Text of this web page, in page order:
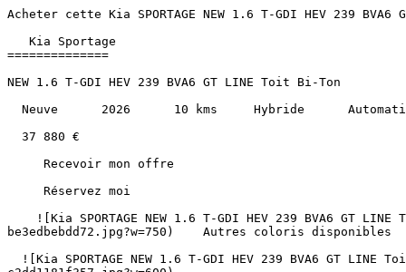
Acheter cette Kia SPORTAGE NEW 1.6 T-GDI HEV 239 BVA6 GT LINE Toit Bi-Ton Hybride au prix de 37880€ à Albi, Montauban, Castres, Cahors, Carcassonne et Toulouse.               

   Kia Sportage 
==============

NEW 1.6 T-GDI HEV 239 BVA6 GT LINE Toit Bi-Ton

  Neuve      2026      10 kms     Hybride      Automatique 

  37 880 €   

     Recevoir mon offre 

     Réservez moi 

    ![Kia SPORTAGE NEW 1.6 T-GDI HEV 239 BVA6 GT LINE Toit Bi-Ton](https://www.sndiffusion.fr/photos/evialog_photos/logvo/15/1782/83/612c0e53-54eb-4381-a65a-be3edbebdd72.jpg?w=750)    Autres coloris disponibles 

  ![Kia SPORTAGE NEW 1.6 T-GDI HEV 239 BVA6 GT LINE Toit Bi-Ton - Photo 2](https://www.sndiffusion.fr/photos/evialog_photos/logvo/15/1782/83/99e229df-bc86-4f14-a3ea-c2dd1181f357.jpg?w=600)  

 ![Kia SPORTAGE NEW 1.6 T-GDI HEV 239 BVA6 GT LINE Toit Bi-Ton - Photo 3](https://www.sndiffusion.fr/photos/evialog_photos/logvo/15/1782/83/68359400-5dd2-45d9-889a-ffe5720f91d8.jpg?w=600)  

 ![Kia SPORTAGE NEW 1.6 T-GDI HEV 239 BVA6 GT LINE Toit Bi-Ton - Photo 4](https://www.sndiffusion.fr/photos/evialog_photos/logvo/15/1782/83/4d6b7c5c-15a0-41ba-9477-df7dbc66068f.jpg?w=600)  

 ![Kia SPORTAGE NEW 1.6 T-GDI HEV 239 BVA6 GT LINE Toit Bi-Ton - Photo 5](https://www.sndiffusion.fr/photos/evialog_photos/logvo/15/1782/83/f10f5b39-e96f-4093-8896-4066fa6aeb3e.jpg?w=600)  +31 photos 

        /  

      ![]() 

 ![]() 

 ![]() 

   ![Photo 1]() 

       ![]()   

   Neuve      2026      10 kms     Hybride      Automatique 

  Caractéristiques
----------------

     Partager   

Année

2026

Kilométrage

10 km

Énergie

Hybride

Boîte de vitesses

Automatique

Puissance

239 ch / 10 cv fiscaux

Portes

5

Places

5

Cylindrée

1590 cm³

Couleur extérieure

Gris eclipse

Couleur intérieure

Noir

Sellerie

Cuir-tissus

1ère immatriculation

02/04/2026

Référence

59281

    Consommation et émissions
-------------------------

        C   

CO₂

131 g/km

   ![Crit'Air 1](https://www.sndiffusion.fr/images/critair/vignette-critair-1.png)Crit'Air

1

    Équipements
-----------

 ### Options incluses (3)

   Total   2 450 €  

    Pack Toit ouvrant panoramique en verre - Toit ouvrant panoramique électrique (inclinable) - Console de toit avec éclairage intérieur LED 

   1 000 €   

   Peinture Métal 

   950 €   

   Toit peint en couleur contrastée noir brillant (bi-ton) 

   500 €   

        Le mot du vendeur > “ **Découvrez le Kia SPORTAGE NEW 1.6 T-GDI HEV 239 BVA6 GT LINE en édition Toit Bi-Ton**
> 
> Ce SUV hybride allie élégance et performance avec ses 239 chevaux et une consommation respectueuse de l'environnement (Crit'Air 1). Son design moderne et ses finitions soignées, comme les rétroviseurs rabattables électriques, en font un véhicule haut de gamme prêt à vous accompagner au quotidien.
> 
> Garantie constructeur incluse et TVA récupérable pour les professionnels, ce modèle 2026 représente un investissement judicieux dès aujourd'hui. 
> 
>  ”

Garantie incluse

CONSTRUCTEUR

Contrôle 100 points

Véhicule révisé et vérifié

Reprise possible

Estimation gratuite et immédiate

   Données techniques
------------------

 Poids 

      Poids à vide  1665 kg  

    ![SN Diffusion Albi](https://www.sndiffusion.fr/storage/219/conversions/